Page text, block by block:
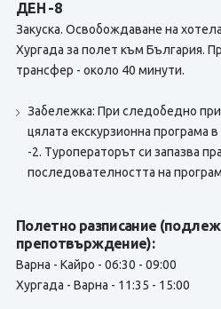
ДЕН -8
Закуска. Освобождаване на
Хургада за полет към България.
трансфер - около 40 минути.
Забележка: При следобедно
цялата екскурзионна програма
-2. Туроператорът си запазва
последователността на
Полетно разписание
препотвърждение):
Варна - Кайро - 06:30 - 09:00
Хургада - Варна - 11:35 - 15:00